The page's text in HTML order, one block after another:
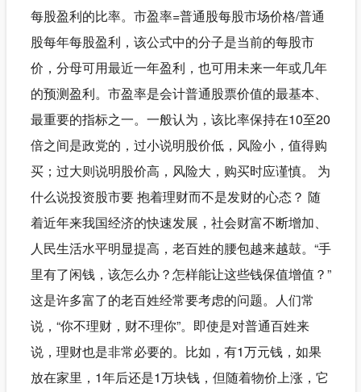
每股盈利的比率。市盈率=普通股每股市场价格/普通
股每年每股盈利，该公式中的分子是当前的每股市
价，分母可用最近一年盈利，也可用未来一年或几年
的预测盈利。市盈率是会计普通股票价值的最基本、
最重要的指标之一。一般认为，该比率保持在10至20
倍之间是政党的，过小说明股价低，风险小，值得购
买；过大则说明股价高，风险大，购买时应谨慎。 为
什么说投资股市要 抱着理财而不是发财的心态？ 随
着近年来我国经济的快速发展，社会财富不断增加、
人民生活水平明显提高，老百姓的腰包越来越鼓。“手
里有了闲钱，该怎么办？怎样能让这些钱保值增值？”
这是许多富了的老百姓经常要考虑的问题。人们常
说，“你不理财，财不理你”。即使是对普通百姓来
说，理财也是非常必要的。比如，有1万元钱，如果
放在家里，1年后还是1万块钱，但随着物价上涨，它